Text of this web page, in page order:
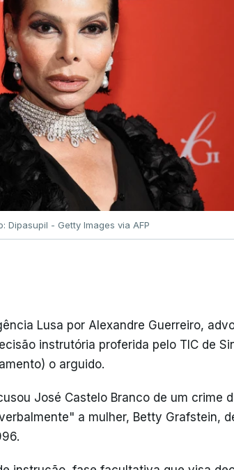
Dipasupil - Getty Images via AFP
Lusa por Alexandre Guerreiro,
instrutória proferida pelo TIC de
o arguido.
José Castelo Branco de um crime
a mulher, Betty Grafstein,